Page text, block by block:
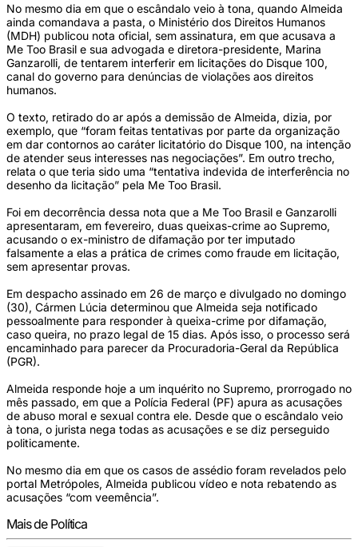
No mesmo dia em que o escândalo veio à tona, quando Almeida
ainda comandava a pasta, o Ministério dos Direitos Humanos
(MDH) publicou nota oficial, sem assinatura, em que acusava a
Me Too Brasil e sua advogada e diretora-presidente, Marina
Ganzarolli, de tentarem interferir em licitações do Disque 100,
canal do governo para denúncias de violações aos direitos
humanos.
O texto, retirado do ar após a demissão de Almeida, dizia, por
exemplo, que “foram feitas tentativas por parte da organização
em dar contornos ao caráter licitatório do Disque 100, na intenção
de atender seus interesses nas negociações”. Em outro trecho,
relata o que teria sido uma “tentativa indevida de interferência no
desenho da licitação” pela Me Too Brasil.
Foi em decorrência dessa nota que a Me Too Brasil e Ganzarolli
apresentaram, em fevereiro, duas queixas-crime ao Supremo,
acusando o ex-ministro de difamação por ter imputado
falsamente a elas a prática de crimes como fraude em licitação,
sem apresentar provas.
Em despacho assinado em 26 de março e divulgado no domingo
(30), Cármen Lúcia determinou que Almeida seja notificado
pessoalmente para responder à queixa-crime por difamação,
caso queira, no prazo legal de 15 dias. Após isso, o processo será
encaminhado para parecer da Procuradoria-Geral da República
(PGR).
Almeida responde hoje a um inquérito no Supremo, prorrogado no
mês passado, em que a Polícia Federal (PF) apura as acusações
de abuso moral e sexual contra ele. Desde que o escândalo veio
à tona, o jurista nega todas as acusações e se diz perseguido
politicamente.
No mesmo dia em que os casos de assédio foram revelados pelo
portal Metrópoles, Almeida publicou vídeo e nota rebatendo as
acusações “com veemência”.
Mais de Política